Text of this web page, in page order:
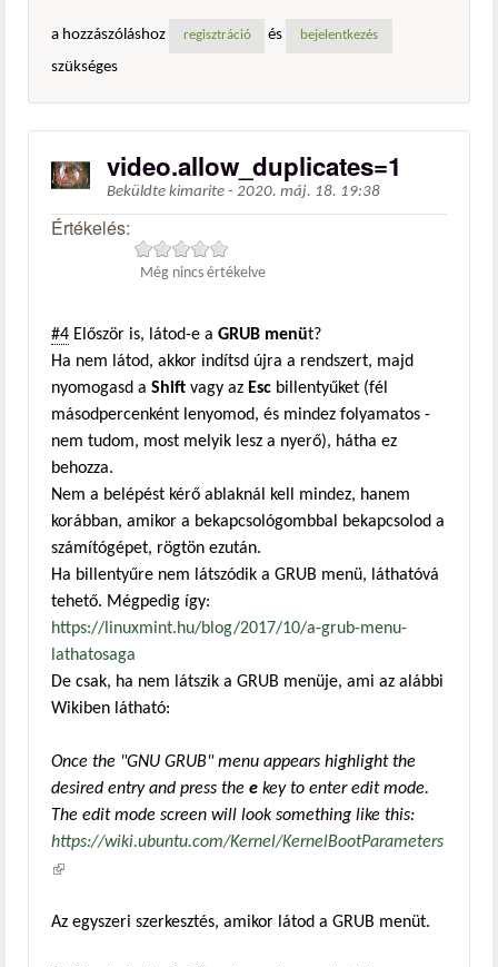
a hozzászóláshoz regisztráció és bejelentkezés
szükséges
video.allow_duplicates=1
Beküldte kimarite - 2020. máj. 18. 19:38
Értékelés:
Még nincs értékelve
#4 Először is, látod-e a GRUB menüt?
Ha nem látod, akkor indítsd újra a rendszert, majd
nyomogasd a Shift vagy az Esc billentyűket (fél
másodpercenként lenyomod, és mindez folyamatos -
nem tudom, most melyik lesz a nyerő), hátha ez
behozza.
Nem a belépést kérő ablaknál kell mindez, hanem
korábban, amikor a bekapcsológombbal bekapcsolod a
számítógépet, rögtön ezután.
Ha billentyűre nem látszódik a GRUB menü, láthatóvá
tehető. Mégpedig így:
https://linuxmint.hu/blog/2017/10/a-grub-menu-
lathatosaga
De csak, ha nem látszik a GRUB menüje, ami az alábbi
Wikiben látható:
Once the "GNU GRUB" menu appears highlight the
desired entry and press the e key to enter edit mode.
The edit mode screen will look something like this:
https://wiki.ubuntu.com/Kernel/KernelBootParameters
(külső hivatkozás)
Az egyszeri szerkesztés, amikor látod a GRUB menüt.